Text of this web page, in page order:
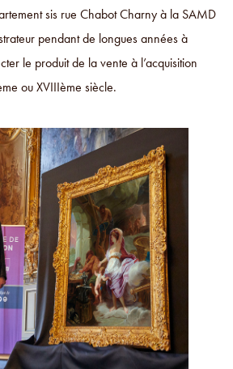
sis rue Chabot Charny à la SAMD
pendant de longues années à
le produit de la vente à l’acquisition
ou XVIIIème siècle.